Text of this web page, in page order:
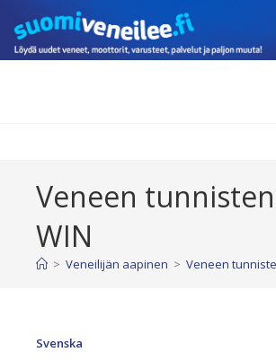
suoraan
sisältöön
Veneen
WIN
> Veneilijän aapinen > Veneen
Svenska